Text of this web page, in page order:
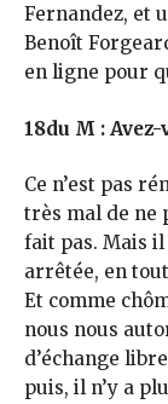
Fernandez, et
Benoît
en ligne pour
18du M :
Ce n’est pas
très mal de ne
fait pas. Mais il
arrêtée, en
Et comme
nous nous
d’échange
puis, il n’y a